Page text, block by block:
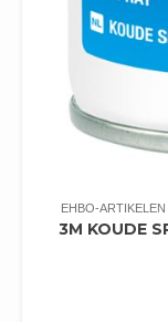
EHBO-
3M KOUDE